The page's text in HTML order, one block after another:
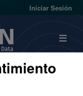
Iniciar Sesión